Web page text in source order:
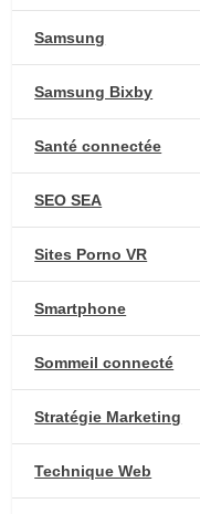
Samsung
Samsung Bixby
Santé connectée
SEO SEA
Sites Porno VR
Smartphone
Sommeil connecté
Stratégie Marketing
Technique Web